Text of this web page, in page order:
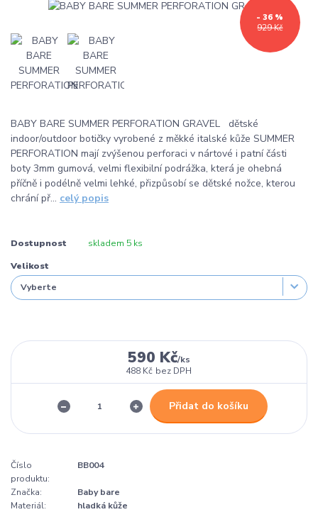
929 Kč
- 36 %
BABY BARE SUMMER PERFORATION GRAVEL dětské
indoor/outdoor botičky vyrobené z měkké italské kůže SUMMER
PERFORATION mají zvýšenou perforaci v nártové i patní části
boty 3mm gumová, velmi flexibilní podrážka, která je ohebná
příčně i podélně velmi lehké, přizpůsobí se dětské nožce, kterou
chrání př... celý popis
Dostupnost skladem 5 ks
Velikost
590 Kč/ks
488 Kč bez DPH
Přidat do košíku
Číslo
produktu:
BB004
Značka:
Baby bare
Materiál:
hladká kůže